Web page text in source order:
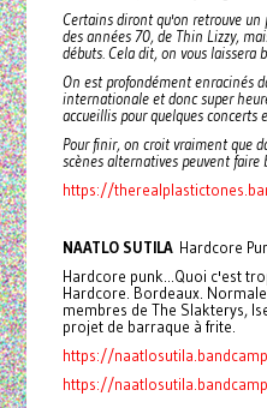
Certains diront qu'on retrouve un
des années 70, de Thin Lizzy,
débuts. Cela dit, on vous laissera
On est profondément enracinés
internationale et donc super
accueillis pour quelques concerts
Pour finir, on croit vraiment que
scènes alternatives peuvent faire
https://
NAATLO SUTILAHardcore
Hardcore punk...Quoi c'est
Hardcore. Bordeaux.
membres de The Slakterys,
projet de barraque à frite.
https://
https://